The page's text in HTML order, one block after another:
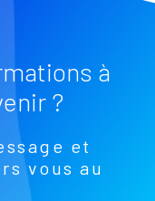
à
?
et
vous au